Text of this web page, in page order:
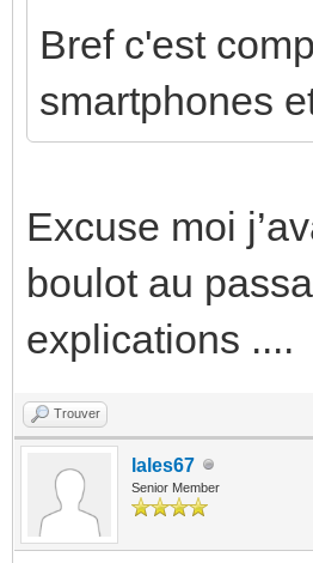
Bref c'est
smartphones
Excuse moi
boulot au
explications ....
Trouver
lales67
Senior Member